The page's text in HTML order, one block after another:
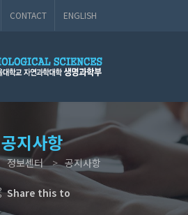
CONTACT ENGLISH
공지사항
정보센터 공지사항
Share this to